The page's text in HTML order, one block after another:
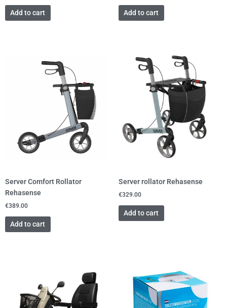
Add to cart Add to cart
Server Comfort Rollator
Rehasense
€389.00
Add to cart
Server rollator Rehasense
€329.00
Add to cart